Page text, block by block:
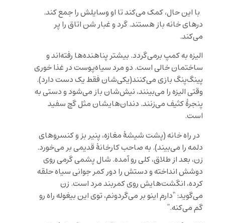
با این حال، کمک می‌کند تا او وسایلش را جمع کند.
درهای خانه باز هستند. گرد و غبار شن اتاق را پر
می‌کند.
الیزه به کمپ برمی‌گردد. بیشتر پناهنده‌ها رفته‌اند و
ساختمان خالی است. دو مرد سیاه‌پوست در غذا خوری
پینگ‌پنگ بازی می‌کنند(یکی‌شان فقط یک دست دارد).
وقتی الیزه را می‌بینند، نیش‌شان باز می‌شود و دستی به
پنجرۀ کثیف می‌زنند. دندان‌هایشان مثل گچ سفید
است.
در راه خانه (پشت شیشۀ مغازه، پنیر بز و کنسروهای
دلمه را می‌بیند). به صاحب کارخانۀ قدیمی بر می‌خورد.
زن، بعد از طلاق، کلی رو آمده‌. شال پشمی گرمی روی
دوشش انداخته و دستش را دور کمر جوانی سیاه حلقه
کرده، انگشت‌هایش روی کمربند مرد است. زن
می‌گوید: “دارم اینو بر می‌گردونم، توی این بیغوله راه رو
گم می‌کنه.”